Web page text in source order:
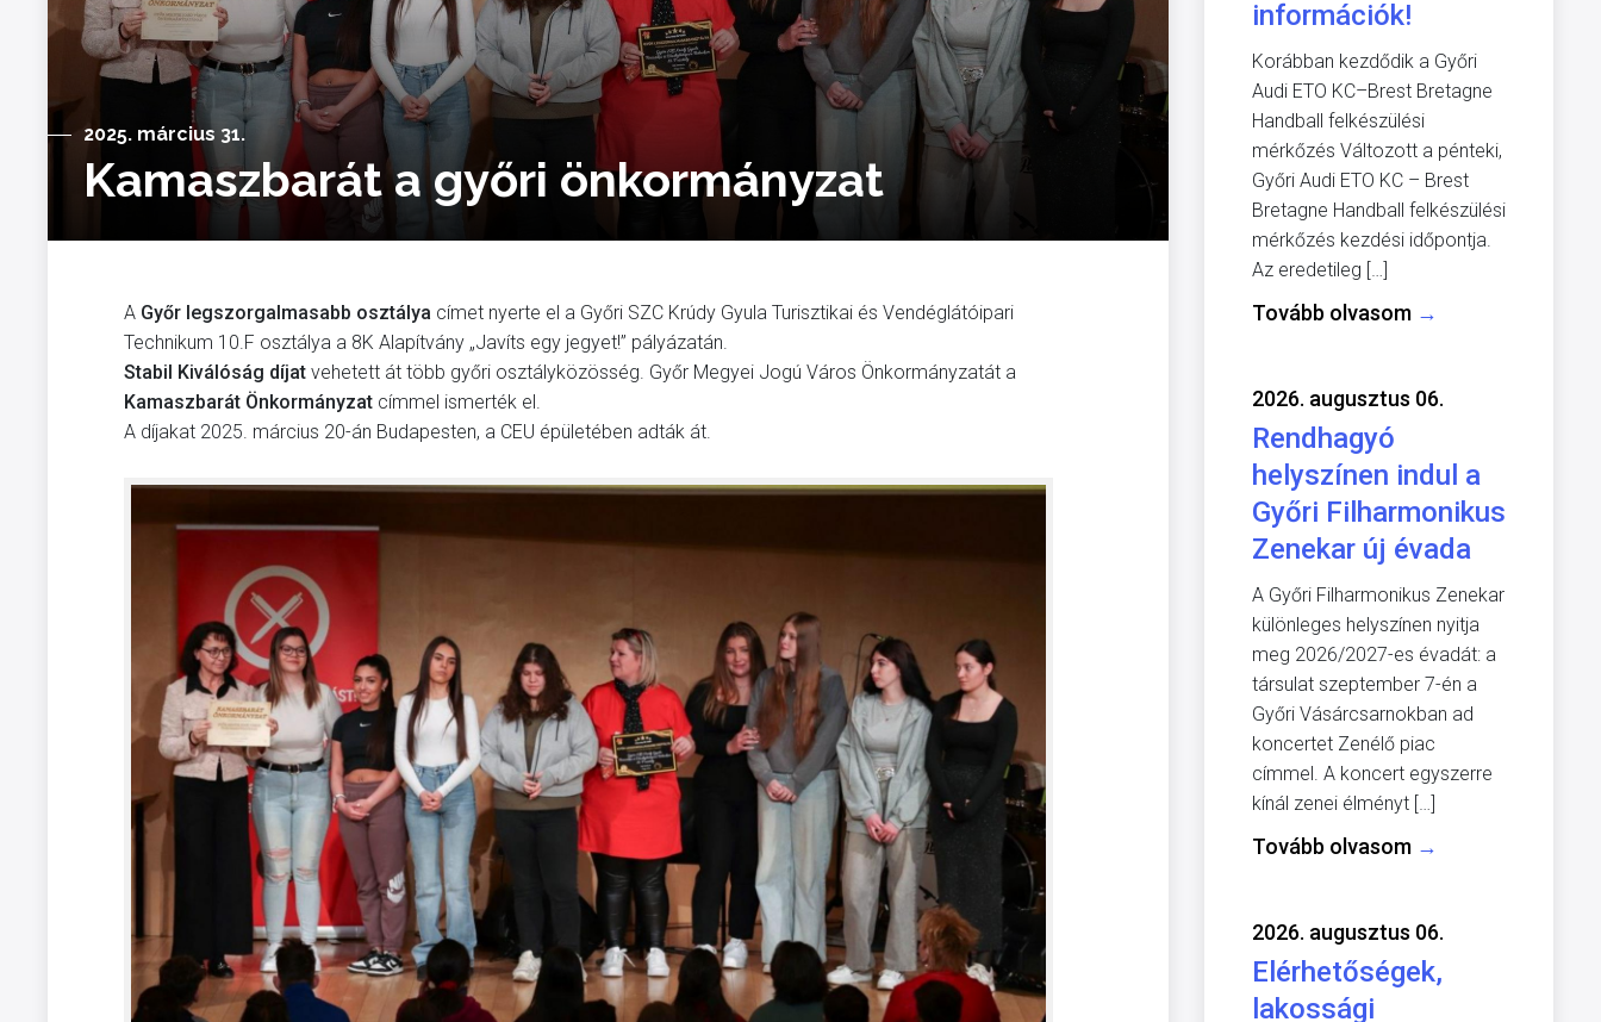
2025. március 31.
Kamaszbarát a győri önkormányzat
A Győr legszorgalmasabb osztálya címet nyerte el a Győri SZC Krúdy Gyula Turisztikai és Vendéglátóipari
Technikum 10.F osztálya a 8K Alapítvány „Javíts egy jegyet!” pályázatán.
Stabil Kiválóság díjat vehetett át több győri osztályközösség. Győr Megyei Jogú Város Önkormányzatát a
Kamaszbarát Önkormányzat címmel ismerték el.
A díjakat 2025. március 20-án Budapesten, a CEU épületében adták át.
információk!
Korábban kezdődik a Győri
Audi ETO KC–Brest Bretagne
Handball felkészülési
mérkőzés Változott a pénteki,
Győri Audi ETO KC – Brest
Bretagne Handball felkészülési
mérkőzés kezdési időpontja.
Az eredetileg […]
Tovább olvasom →
2026. augusztus 06.
Rendhagyó
helyszínen indul a
Győri Filharmonikus
Zenekar új évada
A Győri Filharmonikus Zenekar
különleges helyszínen nyitja
meg 2026/2027-es évadát: a
társulat szeptember 7-én a
Győri Vásárcsarnokban ad
koncertet Zenélő piac
címmel. A koncert egyszerre
kínál zenei élményt […]
Tovább olvasom →
2026. augusztus 06.
Elérhetőségek,
lakossági